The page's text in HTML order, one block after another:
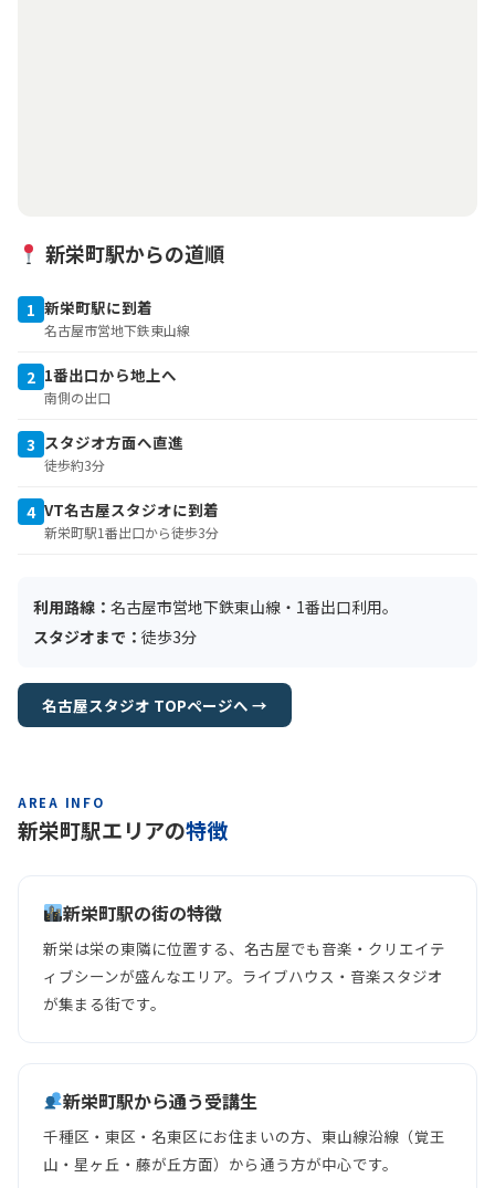
新栄町駅からの道順
1 新栄町駅に到着
名古屋市営地下鉄東山線
2 1番出口から地上へ
南側の出口
3 スタジオ方面へ直進
徒歩約3分
4 VT名古屋スタジオに到着
新栄町駅1番出口から徒歩3分
利用路線： 名古屋市営地下鉄東山線・1番出口利用。
スタジオまで： 徒歩3分
名古屋スタジオ TOPページへ →
AREA INFO
新栄町駅エリアの特徴
新栄町駅の街の特徴
新栄は栄の東隣に位置する、名古屋でも音楽・クリエイテ
ィブシーンが盛んなエリア。ライブハウス・音楽スタジオ
が集まる街です。
新栄町駅から通う受講生
千種区・東区・名東区にお住まいの方、東山線沿線（覚王
山・星ヶ丘・藤が丘方面）から通う方が中心です。